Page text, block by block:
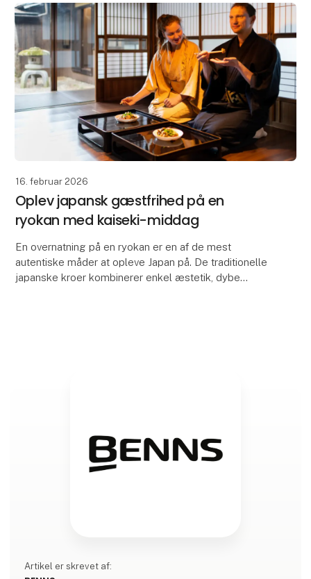
16. februar 2026
Oplev japansk gæstfrihed på en
ryokan med kaiseki-middag
En overnatning på en ryokan er en af de mest
autentiske måder at opleve Japan på. De traditionelle
japanske kroer kombinerer enkel æstetik, dybe
Artikel er skrevet af: